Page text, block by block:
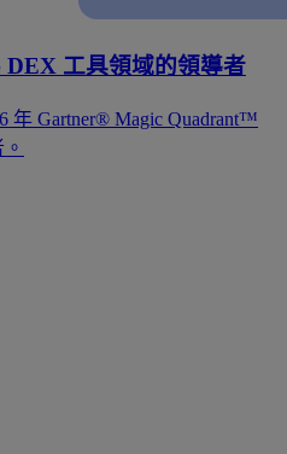
DEX 工具領域的領導者
年 Gartner® Magic Quadrant™